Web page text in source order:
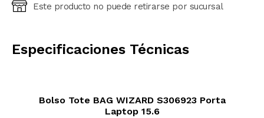
Ingresá código postal (sólo números)
Este producto no puede retirarse por sucursal
Especificaciones Técnicas
Bolso Tote BAG WIZARD S306923 Porta
Laptop 15.6